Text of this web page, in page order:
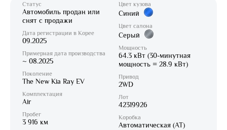
Статус
Автомобиль продан или
снят с продажи
Дата регистрации в Корее
09.2025
Примерная дата производства
~ 08.2025
Поколение
The New Kia Ray EV
Комплектация
Air
Пробег
3 916 км
Цвет кузова
Синий
Цвет салона
Серый
Мощность
64.3 кВт (30-минутная
мощность = 28.9 кВт)
Привод
2WD
Лот
42319926
Коробка
Автоматическая (AT)